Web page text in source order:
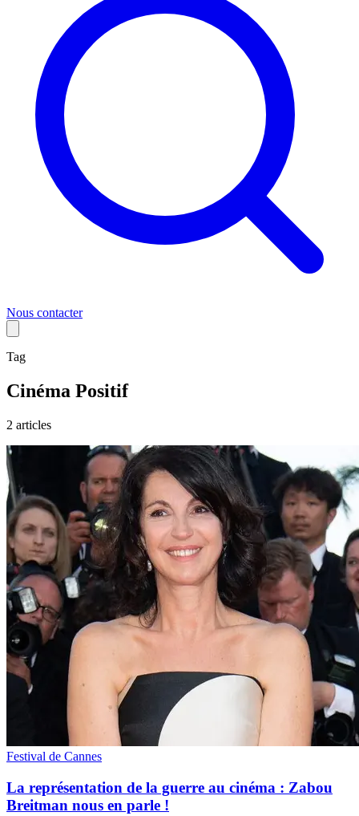
Nous contacter
Tag
Cinéma Positif
2 articles
Festival de Cannes
La représentation de la guerre au cinéma : Zabou
Breitman nous en parle !